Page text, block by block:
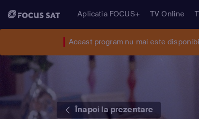
Aplicația FOCUS+ TV Online
Aceast program nu mai este
Înapoi la prezentare